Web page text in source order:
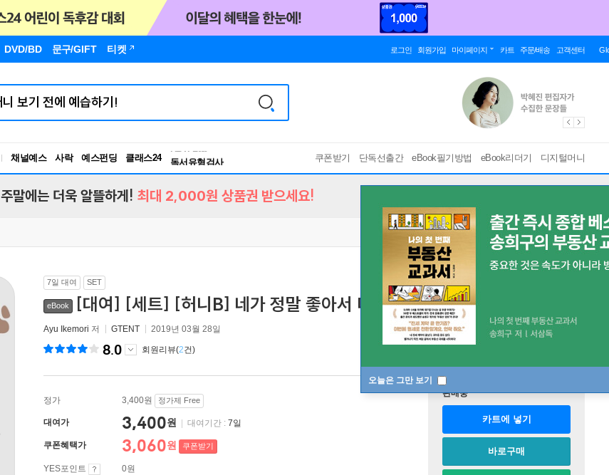
DVD/BD 문구/GIFT 티켓 로그인 회원가입 마이페이지 카트 주문/배송 고객센터
채널예스 사락 예스펀딩 클래스24
독서유형검사
쿠폰받기 단독선출간 eBook필기방법 eBook리더기 디지털머니
오늘은 그만 보기
주말에는 더욱 알뜰하게! 최대 2,000원 상품권 받으세요!
7일 대여 SET
eBook [대여] [세트] [허니B] 네가 정말 좋아서 미치겠어 (총18화/완결)
Ayu Ikemori 저 GTENT 2019년 03월 28일
8.0 회원리뷰(2건)
정가 3,400원 정가제 Free
대여가 3,400원 대여기간 : 7일
쿠폰혜택가 3,060원 쿠폰받기
YES포인트
0원
판매중
카트에 넣기
바로구매